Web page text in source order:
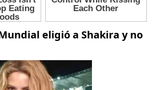
eligió a Shakira y no